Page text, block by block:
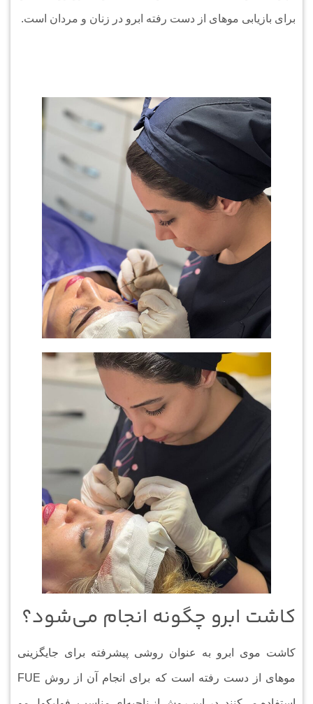
برای بازیابی مو‌های از دست رفته ابرو در زنان و مردان است.
کاشت ابرو چگونه انجام می‌شود؟
کاشت موی ابرو به عنوان روشی پیشرفته برای جایگزینی
مو‌های از دست رفته است که برای انجام آن از روش FUE